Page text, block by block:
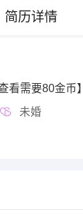
简历详情
查看需要80金币】
未婚